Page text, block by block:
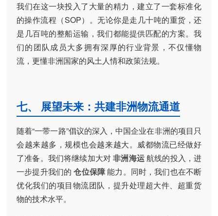
我们在这一块投入了大量的精力，建立了一套标准化
的操作流程（SOP）。无论你是走几十吨的重货，还
是几百吨的整船运输，我们都能提供匹配的方案。我
们的团队成员大多拥有深厚的行业背景，不仅懂物
流，更懂非洲国家的风土人情和政策法规。
七、 展望未来：共建非洲物流通道
随着“一带一路”倡议的深入，中国企业在非洲的项目只
会越来越多，规模也会越来越大。威都物流已经做好
了准备。我们将继续加大对非洲海运航线的投入，进
一步提升我们的仓位保障能力。同时，我们也在不断
优化我们的项目物流团队，提升处理超大件、超重货
物的技术水平。